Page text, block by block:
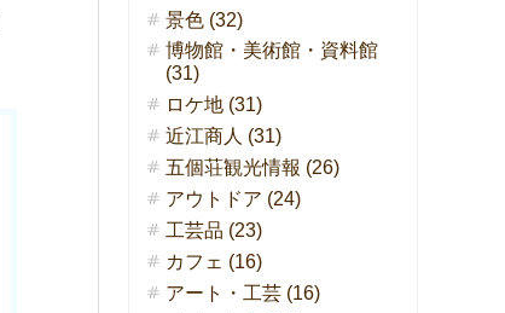
景色 (32)
博物館・美術館・資料館
(31)
ロケ地 (31)
近江商人 (31)
五個荘観光情報 (26)
アウトドア (24)
工芸品 (23)
カフェ (16)
アート・工芸 (16)